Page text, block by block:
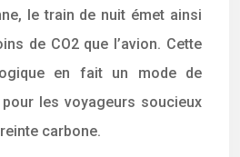
le train de nuit émet ainsi
de CO2 que l’avion. Cette
en fait un mode de
les voyageurs soucieux
carbone.